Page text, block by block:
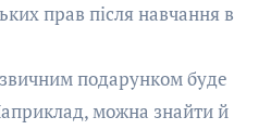
прав після навчання в
подарунком буде
можна знайти й